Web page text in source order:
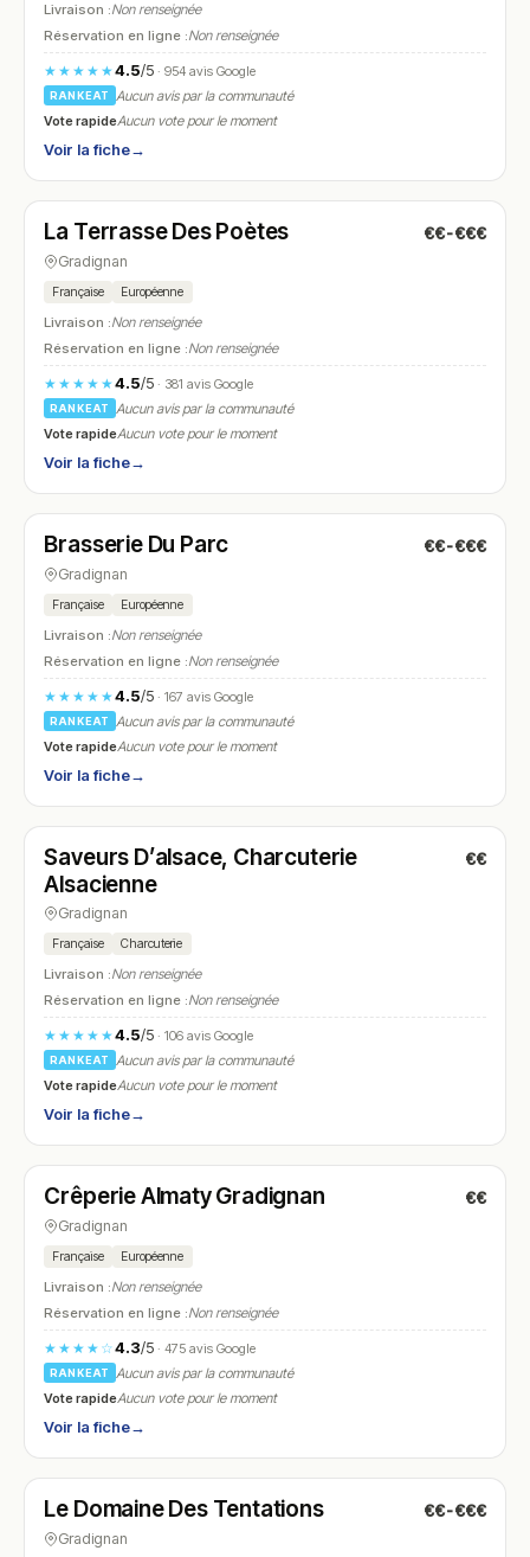
Livraison :Non renseignée
Réservation en ligne :Non renseignée
★★★★★4.5/5· 954 avis Google
RANKEAT
Aucun avis par la communauté
Vote rapideAucun vote pour le moment
Voir la fiche→
N° 19
La Terrasse Des Poètes €€-€€€
Gradignan
Française Européenne
Livraison :Non renseignée
Réservation en ligne :Non renseignée
★★★★★4.5/5· 381 avis Google
RANKEAT
Aucun avis par la communauté
Vote rapideAucun vote pour le moment
Voir la fiche→
N° 20
Brasserie Du Parc €€-€€€
Gradignan
Française Européenne
Livraison :Non renseignée
Réservation en ligne :Non renseignée
★★★★★4.5/5· 167 avis Google
RANKEAT
Aucun avis par la communauté
Vote rapideAucun vote pour le moment
Voir la fiche→
N° 21
Saveurs D’alsace, Charcuterie
Alsacienne
€€
Gradignan
Française Charcuterie
Livraison :Non renseignée
Réservation en ligne :Non renseignée
★★★★★4.5/5· 106 avis Google
RANKEAT
Aucun avis par la communauté
Vote rapideAucun vote pour le moment
Voir la fiche→
N° 22
Crêperie Almaty Gradignan €€
Gradignan
Française Européenne
Livraison :Non renseignée
Réservation en ligne :Non renseignée
★★★★☆4.3/5· 475 avis Google
RANKEAT
Aucun avis par la communauté
Vote rapideAucun vote pour le moment
Voir la fiche→
N° 23
Le Domaine Des Tentations €€-€€€
Gradignan